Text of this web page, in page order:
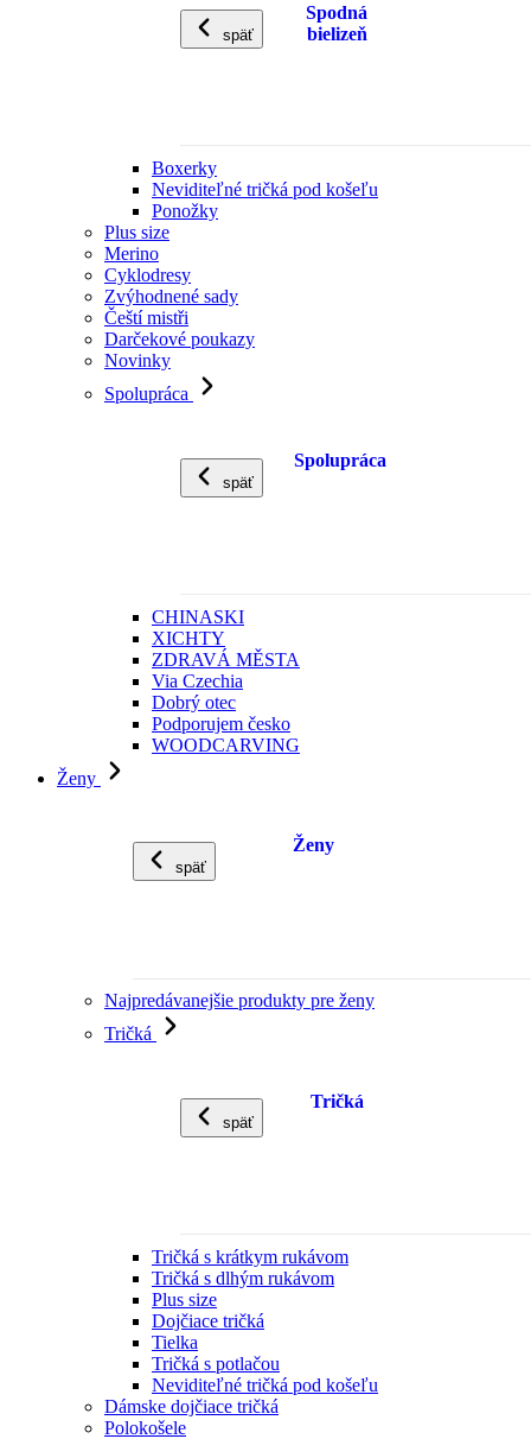
späť
Spodná
bielizeň
Boxerky
Neviditeľné tričká pod košeľu
Ponožky
Plus size
Merino
Cyklodresy
Zvýhodnené sady
Čeští mistři
Darčekové poukazy
Novinky
Spolupráca
späť
Spolupráca
CHINASKI
XICHTY
ZDRAVÁ MĚSTA
Via Czechia
Dobrý otec
Podporujem česko
WOODCARVING
Ženy
späť
Ženy
Najpredávanejšie produkty pre ženy
Tričká
späť
Tričká
Tričká s krátkym rukávom
Tričká s dlhým rukávom
Plus size
Dojčiace tričká
Tielka
Tričká s potlačou
Neviditeľné tričká pod košeľu
Dámske dojčiace tričká
Polokošele